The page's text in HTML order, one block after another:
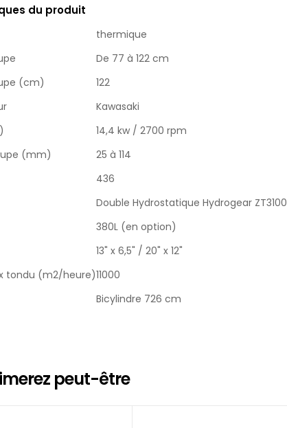
du produit
thermique
De 77 à 122 cm
(cm)
122
Kawasaki
14,4 kw / 2700 rpm
(mm)
25 à 114
436
Double Hydrostatique Hydrogear ZT3100
380L (en option)
13" x 6,5" / 20" x 12"
tondu (m2/heure)11000
Bicylindre 726 cm
peut-être